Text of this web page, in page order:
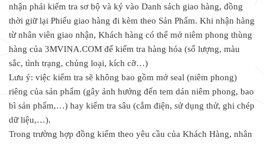
nhận phải kiểm tra sơ bộ và ký vào Danh sách giao hàng, đồng
thời giữ lại Phiếu giao hàng đi kèm theo Sản Phẩm. Khi nhận hàng
từ nhân viên giao nhận, Khách hàng có thể mở niêm phong thùng
hàng của 3MVINA.COM để kiểm tra hàng hóa (số lượng, màu
sắc, tình trạng, chủng loại, kích cỡ…)
Lưu ý: việc kiểm tra sẽ không bao gồm mở seal (niêm phong)
riêng của sản phẩm (gây ảnh hưởng đến tem dán niêm phong, bao
bì sản phẩm,…) hay kiểm tra sâu (cắm điện, sử dụng thử, ghi chép
dữ liệu,…).
Trong trường hợp đồng kiểm theo yêu cầu của Khách Hàng, nhân